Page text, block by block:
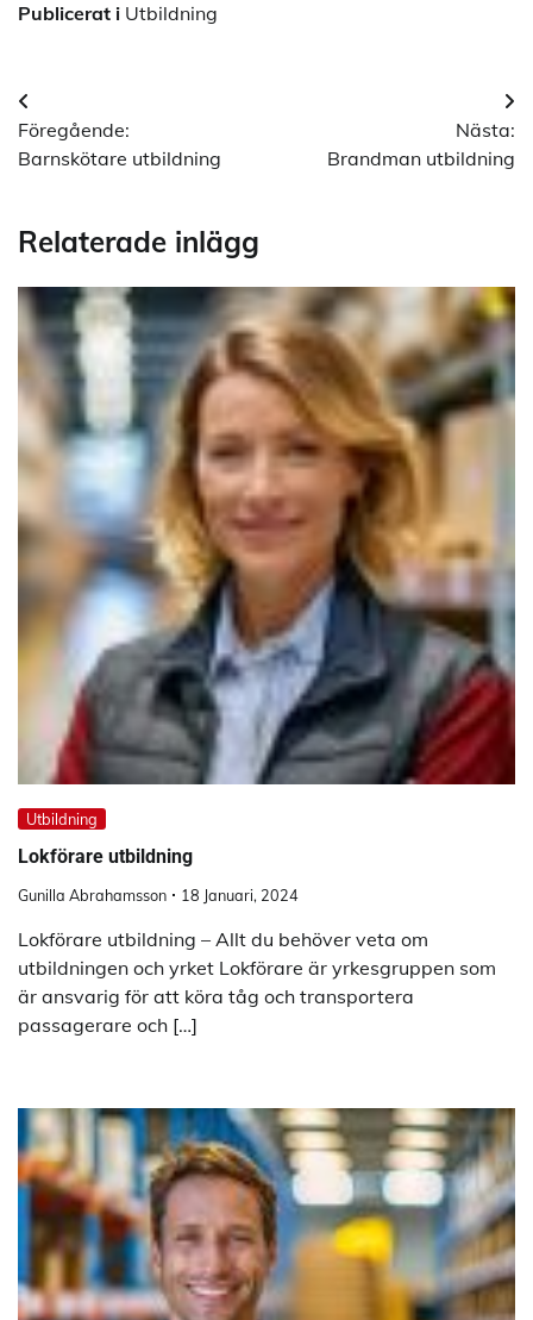
Publicerat i Utbildning
Inläggsnavigering
Föregående:
Barnskötare utbildning
Nästa:
Brandman utbildning
Relaterade inlägg
Utbildning
Lokförare utbildning
Gunilla Abrahamsson 18 Januari, 2024
Lokförare utbildning – Allt du behöver veta om
utbildningen och yrket Lokförare är yrkesgruppen som
är ansvarig för att köra tåg och transportera
passagerare och […]